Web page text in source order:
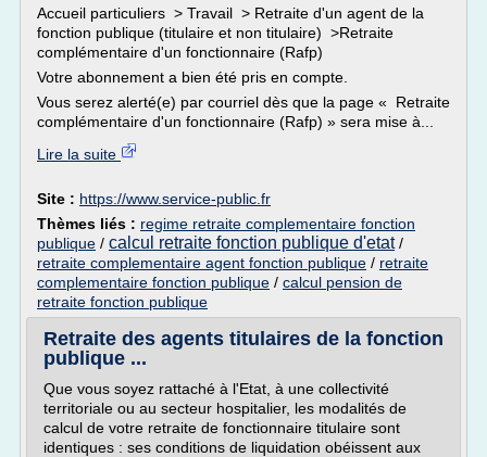
Accueil particuliers > Travail > Retraite d'un agent de la
fonction publique (titulaire et non titulaire) >Retraite
complémentaire d'un fonctionnaire (Rafp)
Votre abonnement a bien été pris en compte.
Vous serez alerté(e) par courriel dès que la page « Retraite
complémentaire d'un fonctionnaire (Rafp) » sera mise à...
Lire la suite
Site : https://www.service-public.fr
Thèmes liés : regime retraite complementaire fonction
publique / calcul retraite fonction publique d'etat/
retraite complementaire agent fonction publique / retraite
complementaire fonction publique / calcul pension de
retraite fonction publique
Retraite des agents titulaires de la fonction
publique ...
Que vous soyez rattaché à l'Etat, à une collectivité
territoriale ou au secteur hospitalier, les modalités de
calcul de votre retraite de fonctionnaire titulaire sont
identiques : ses conditions de liquidation obéissent aux